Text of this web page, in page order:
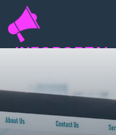
INFOPORTAL